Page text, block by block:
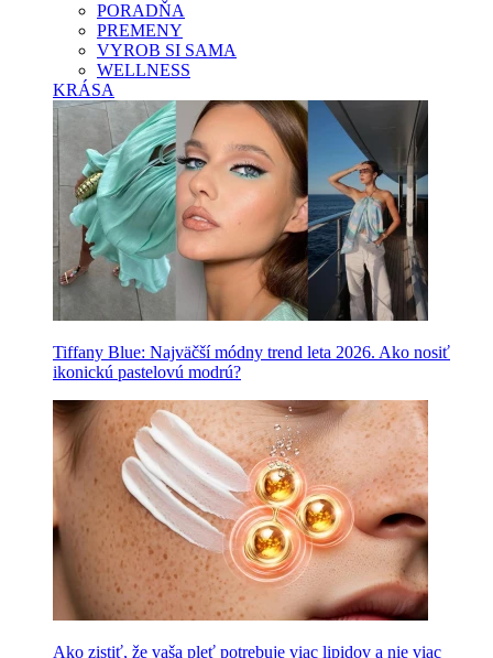
PORADŇA
PREMENY
VYROB SI SAMA
WELLNESS
KRÁSA
Tiffany Blue: Najväčší módny trend leta 2026. Ako nosiť
ikonickú pastelovú modrú?
Ako zistiť, že vaša pleť potrebuje viac lipidov a nie viac